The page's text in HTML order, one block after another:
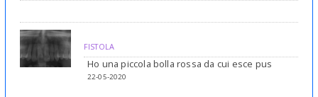
FISTOLA
Ho una piccola bolla rossa da cui esce pus
22-05-2020